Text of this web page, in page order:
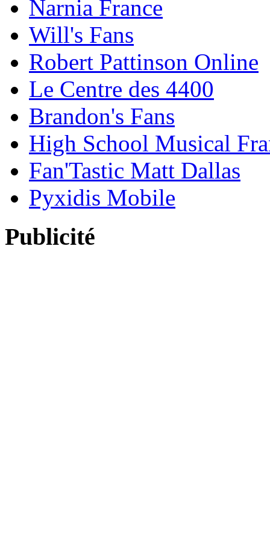
Narnia France
Will's Fans
Robert Pattinson Online
Le Centre des 4400
Brandon's Fans
High School Musical
Fan'Tastic Matt Dallas
Pyxidis Mobile
Publicité